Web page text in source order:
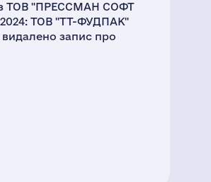
з ТОВ "ПРЕССМАН СОФТ
ТОВ "ТТ-ФУДПАК"
запис про